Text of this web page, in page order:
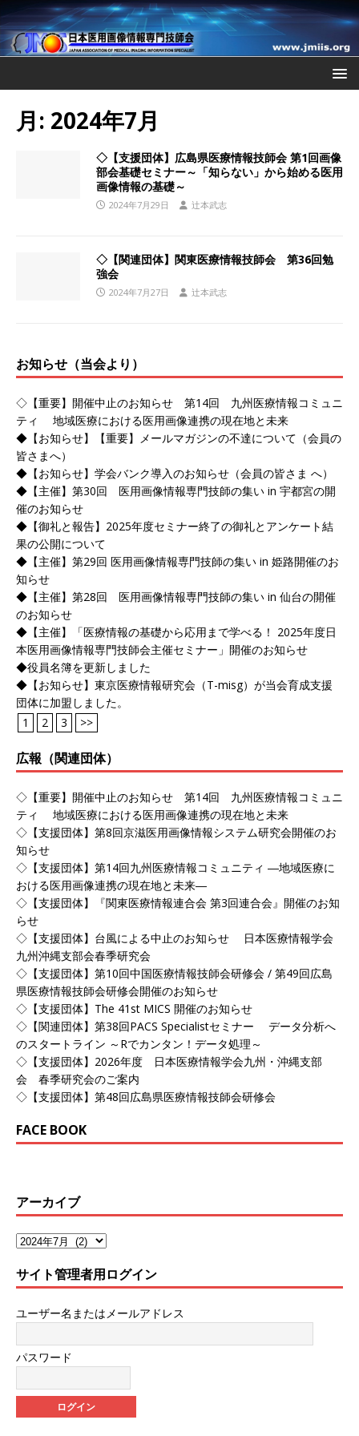
月: 2024年7月
◇【支援団体】広島県医療情報技師会 第1回画像
部会基礎セミナー～「知らない」から始める医用
画像情報の基礎～
2024年7月29日 辻本武志
◇【関連団体】関東医療情報技師会 第36回勉
強会
2024年7月27日 辻本武志
お知らせ（当会より）
◇【重要】開催中止のお知らせ 第14回 九州医療情報コミュニ
ティ 地域医療における医用画像連携の現在地と未来
◆【お知らせ】【重要】メールマガジンの不達について（会員の
皆さまへ）
◆【お知らせ】学会バンク導入のお知らせ（会員の皆さま へ）
◆【主催】第30回 医用画像情報専門技師の集い in 宇都宮の開
催のお知らせ
◆【御礼と報告】2025年度セミナー終了の御礼とアンケート結
果の公開について
◆【主催】第29回 医用画像情報専門技師の集い in 姫路開催のお
知らせ
◆【主催】第28回 医用画像情報専門技師の集い in 仙台の開催
のお知らせ
◆【主催】「医療情報の基礎から応用まで学べる！ 2025年度日
本医用画像情報専門技師会主催セミナー」開催のお知らせ
◆役員名簿を更新しました
◆【お知らせ】東京医療情報研究会（T-misg）が当会育成支援
団体に加盟しました。
1
2 3 >>
広報（関連団体）
◇【重要】開催中止のお知らせ 第14回 九州医療情報コミュニ
ティ 地域医療における医用画像連携の現在地と未来
◇【支援団体】第8回京滋医用画像情報システム研究会開催のお
知らせ
◇【支援団体】第14回九州医療情報コミュニティ ―地域医療に
おける医用画像連携の現在地と未来―
◇【支援団体】『関東医療情報連合会 第3回連合会』開催のお知
らせ
◇【支援団体】台風による中止のお知らせ 日本医療情報学会
九州沖縄支部会春季研究会
◇【支援団体】第10回中国医療情報技師会研修会 / 第49回広島
県医療情報技師会研修会開催のお知らせ
◇【支援団体】The 41st MICS 開催のお知らせ
◇【関連団体】第38回PACS Specialistセミナー データ分析へ
のスタートライン ～Rでカンタン！データ処理～
◇【支援団体】2026年度 日本医療情報学会九州・沖縄支部
会 春季研究会のご案内
◇【支援団体】第48回広島県医療情報技師会研修会
FACE BOOK
アーカイブ
サイト管理者用ログイン
ユーザー名またはメールアドレス
パスワード